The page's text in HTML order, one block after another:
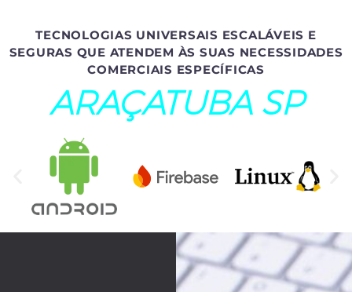
TECNOLOGIAS UNIVERSAIS ESCALÁVEIS E
SEGURAS QUE ATENDEM ÀS SUAS NECESSIDADES
COMERCIAIS ESPECÍFICAS
ARAÇATUBA SP